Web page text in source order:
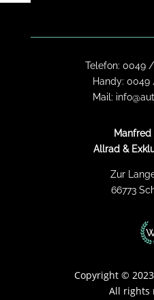
Telefon: 0049 /
Handy: 0049
Mail:
Allrad &
Zur
66773
Copyright ©
All rights